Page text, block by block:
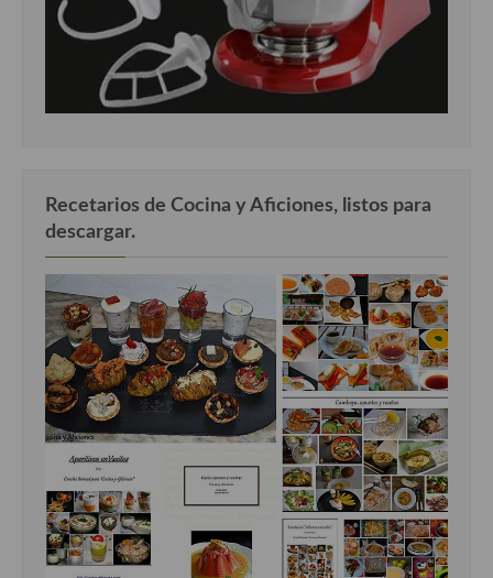
Recetarios de Cocina y Aficiones, listos para
descargar.